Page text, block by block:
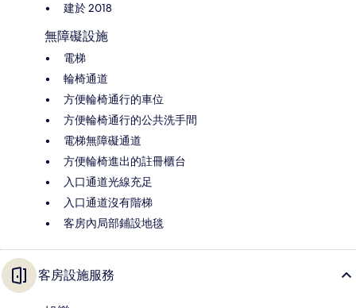
建於 2018
無障礙設施
電梯
輪椅通道
方便輪椅通行的車位
方便輪椅通行的公共洗手間
電梯無障礙通道
方便輪椅進出的註冊櫃台
入口通道光線充足
入口通道沒有階梯
客房內局部鋪設地毯
客房設施服務